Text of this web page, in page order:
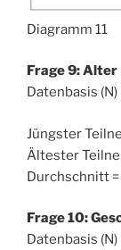
Diagramm 11
Frage 9: Alter
Datenbasis (N)
Jüngster
Ältester
Durchschnitt =
Frage 10:
Datenbasis (N)